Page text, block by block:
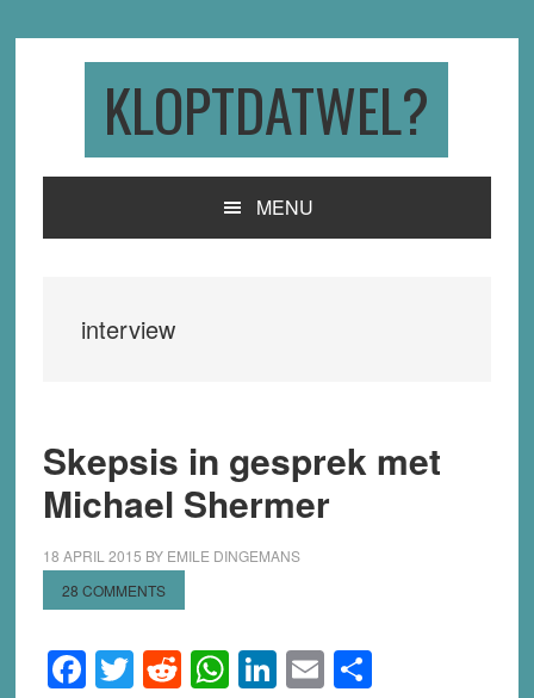
KLOPTDATWEL?
MENU
interview
Skepsis in gesprek met
Michael Shermer
18 APRIL 2015 BY EMILE DINGEMANS
28 COMMENTS
Facebook
Twitter
Reddit
WhatsApp
LinkedIn
EmailShare